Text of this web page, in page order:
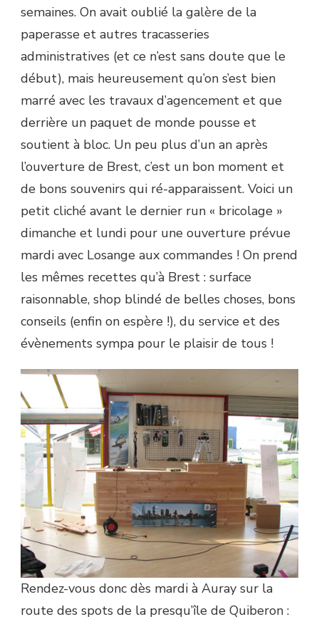
semaines. On avait oublié la galère de la
paperasse et autres tracasseries
administratives (et ce n’est sans doute que le
début), mais heureusement qu’on s’est bien
marré avec les travaux d’agencement et que
derrière un paquet de monde pousse et
soutient à bloc. Un peu plus d’un an après
l’ouverture de Brest, c’est un bon moment et
de bons souvenirs qui ré-apparaissent. Voici un
petit cliché avant le dernier run « bricolage »
dimanche et lundi pour une ouverture prévue
mardi avec Losange aux commandes ! On prend
les mêmes recettes qu’à Brest : surface
raisonnable, shop blindé de belles choses, bons
conseils (enfin on espère !), du service et des
évènements sympa pour le plaisir de tous !
Rendez-vous donc dès mardi à Auray sur la
route des spots de la presqu’île de Quiberon :